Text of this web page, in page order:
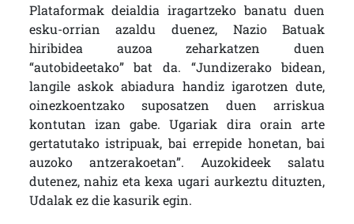
Plataformak deialdia iragartzeko banatu duen
esku-orrian azaldu duenez, Nazio Batuak
hiribidea auzoa zeharkatzen duen
“autobideetako” bat da. “Jundizerako bidean,
langile askok abiadura handiz igarotzen dute,
oinezkoentzako suposatzen duen arriskua
kontutan izan gabe. Ugariak dira orain arte
gertatutako istripuak, bai errepide honetan, bai
auzoko antzerakoetan”. Auzokideek salatu
dutenez, nahiz eta kexa ugari aurkeztu dituzten,
Udalak ez die kasurik egin.